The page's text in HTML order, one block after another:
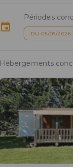
Périodes
DU 05/06/2026
Hébergements